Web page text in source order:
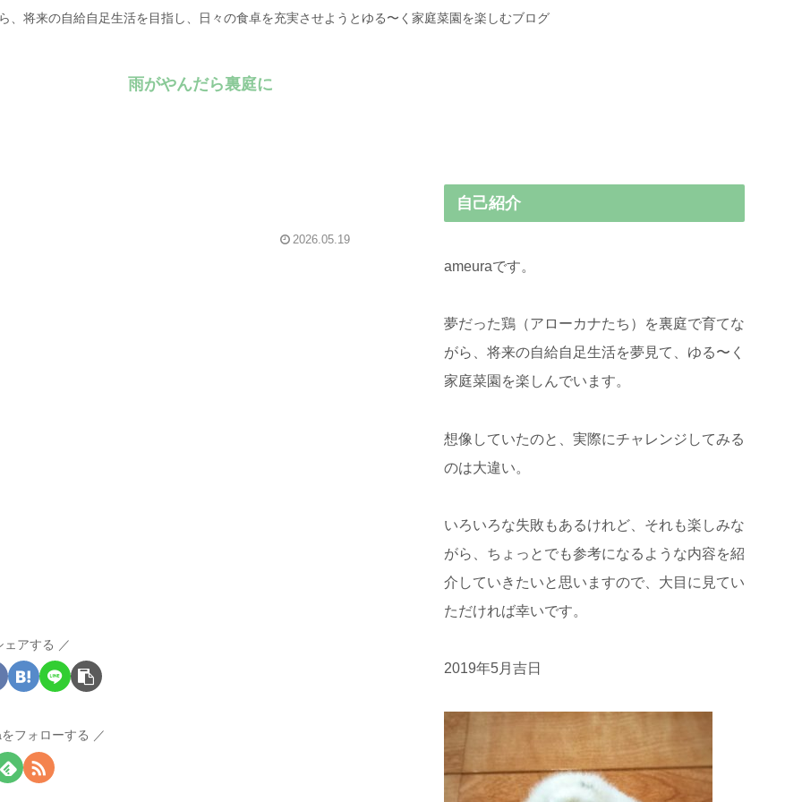
、将来の自給自足生活を目指し、日々の食卓を充実させようとゆる〜く家庭菜園を楽しむブログ
雨がやんだら裏庭に
2026.05.19
ェアする
フォローする
自己紹介
ameuraです。
夢だった鶏（アローカナたち）を裏庭で育てな
がら、将来の自給自足生活を夢見て、ゆる〜く
家庭菜園を楽しんでいます。
想像していたのと、実際にチャレンジしてみる
のは大違い。
いろいろな失敗もあるけれど、それも楽しみな
がら、ちょっとでも参考になるような内容を紹
介していきたいと思いますので、大目に見てい
ただければ幸いです。
2019年5月吉日